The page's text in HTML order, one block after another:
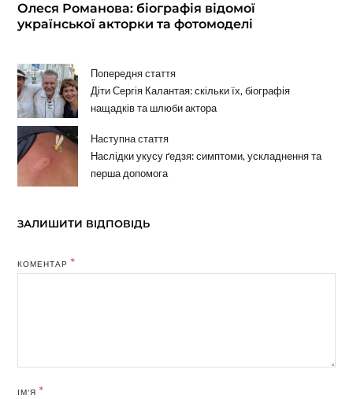
Олеся Романова: біографія відомої
української акторки та фотомоделі
Попередня стаття
Діти Сергія Калантая: скільки їх, біографія
нащадків та шлюби актора
Наступна стаття
Наслідки укусу ґедзя: симптоми, ускладнення та
перша допомога
ЗАЛИШИТИ ВІДПОВІДЬ
КОМЕНТАР *
ІМ'Я *